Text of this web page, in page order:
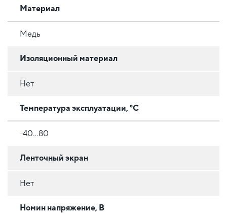
Материал
Медь
Изоляционный материал
Нет
Температура эксплуатации, °C
-40...80
Ленточный экран
Нет
Номин напряжение, В